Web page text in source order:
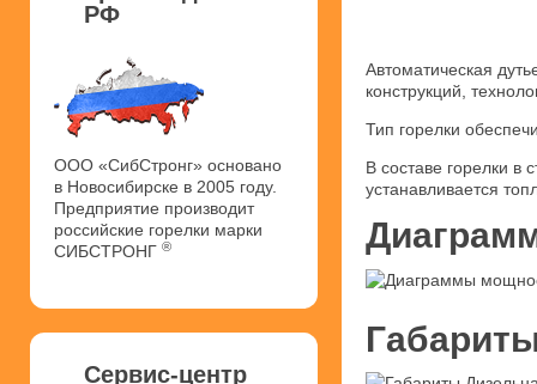
Автоматическая
конструкций,
Тип горелки
В составе горелки в
устанавливается
РФ
ООО «СибСтронг» основано
в Новосибирске в 2005 году.
Предприятие производит
российские горелки марки
СИБСТРОНГ ®
Сервис-центр